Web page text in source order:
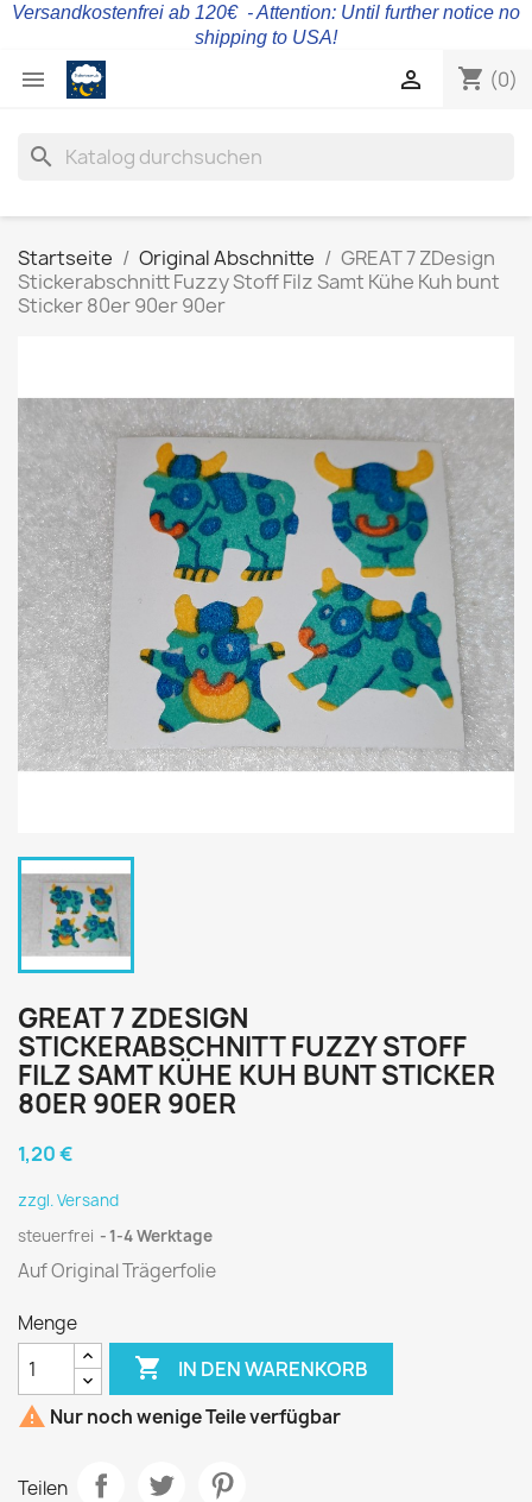
Versandkostenfrei ab 120€ - Attention: Until further notice no
shipping to USA!
 shopping_cart (0)

search
Startseite Original Abschnitte
GREAT 7 ZDesign
Stickerabschnitt Fuzzy Stoff Filz Samt Kühe Kuh bunt
Sticker 80er 90er 90er
GREAT 7 ZDESIGN
STICKERABSCHNITT FUZZY STOFF
FILZ SAMT KÜHE KUH BUNT STICKER
80ER 90ER 90ER
1,20 €
zzgl. Versand
steuerfrei
1-4 Werktage
Auf Original Trägerfolie
Menge
 IN DEN WARENKORB
 Nur noch wenige Teile verfügbar
Teilen